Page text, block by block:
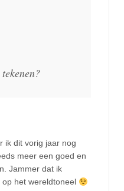
ik dit vorig jaar nog
meer een goed en
Jammer dat ik
het wereldtoneel